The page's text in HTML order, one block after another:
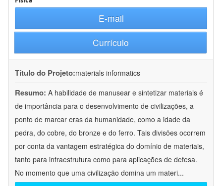
E-mail
Currículo
Título do Projeto:materials informatics
Resumo: A habilidade de manusear e sintetizar materiais é
de importância para o desenvolvimento de civilizações, a
ponto de marcar eras da humanidade, como a idade da
pedra, do cobre, do bronze e do ferro. Tais divisões ocorrem
por conta da vantagem estratégica do domínio de materiais,
tanto para infraestrutura como para aplicações de defesa.
No momento que uma civilização domina um materi...